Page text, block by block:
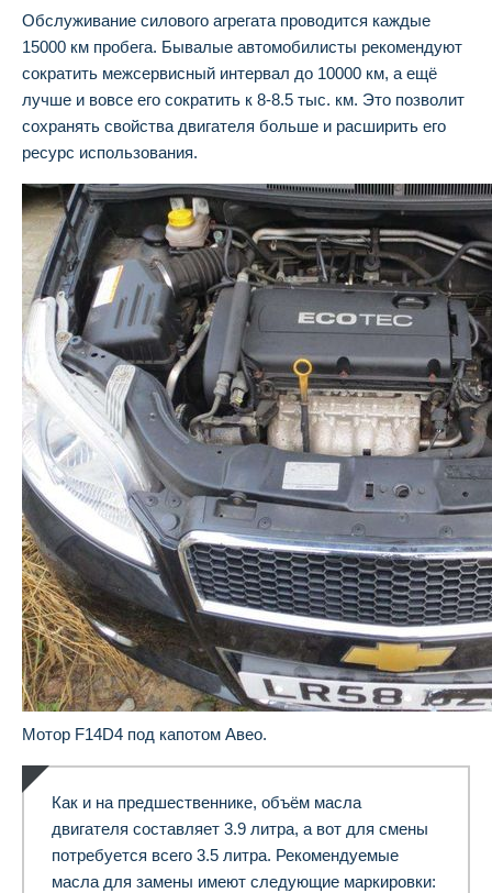
Обслуживание силового агрегата проводится каждые
15000 км пробега. Бывалые автомобилисты рекомендуют
сократить межсервисный интервал до 10000 км, а ещё
лучше и вовсе его сократить к 8-8.5 тыс. км. Это позволит
сохранять свойства двигателя больше и расширить его
ресурс использования.
Мотор F14D4 под капотом Авео.
Как и на предшественнике, объём масла
двигателя составляет 3.9 литра, а вот для смены
потребуется всего 3.5 литра. Рекомендуемые
масла для замены имеют следующие маркировки: